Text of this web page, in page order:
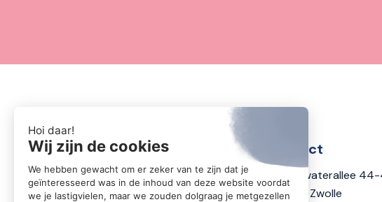
Contact
Zwartewaterallee
8031 DX Zwolle